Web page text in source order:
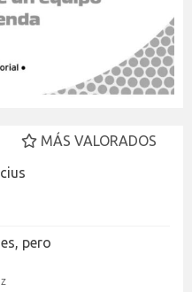
MÁS VALORADOS
pero